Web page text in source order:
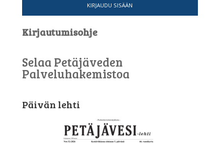
KIRJAUDU SISÄÄN
Kirjautumisohje
Selaa Petäjäveden
Palveluhakemistoa
Päivän lehti